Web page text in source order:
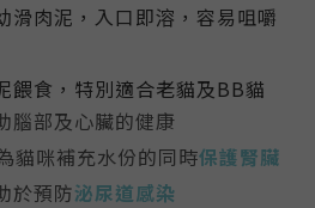
滑肉泥，入口即溶，容易咀嚼
餵食，特別適合老貓及BB貓
腦部及心臟的健康
貓咪補充水份的同時保護腎臟
於預防泌尿道感染